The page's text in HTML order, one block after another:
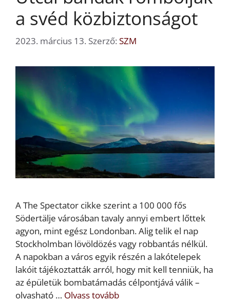
a svéd közbiztonságot
2023. március 13. Szerző: SZM
A The Spectator cikke szerint a 100 000 fős
Södertälje városában tavaly annyi embert lőttek
agyon, mint egész Londonban. Alig telik el nap
Stockholmban lövöldözés vagy robbantás nélkül.
A napokban a város egyik részén a lakótelepek
lakóit tájékoztatták arról, hogy mit kell tenniük, ha
az épületük bombatámadás célpontjává válik –
olvasható … Olvass tovább